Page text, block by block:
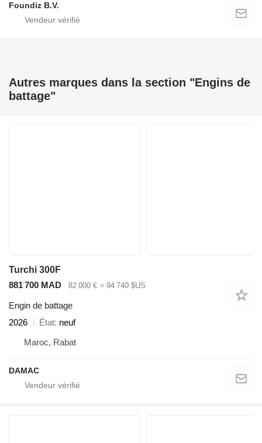
Foundiz B.V.
Autres marques dans la section "Engins de
battage"
Turchi 300F
881 700 MAD
82 000 € ≈ 94 740 $US
Engin de battage
2026
État neuf
Maroc, Rabat
DAMAC